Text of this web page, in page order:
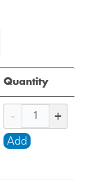
Quantity
Add